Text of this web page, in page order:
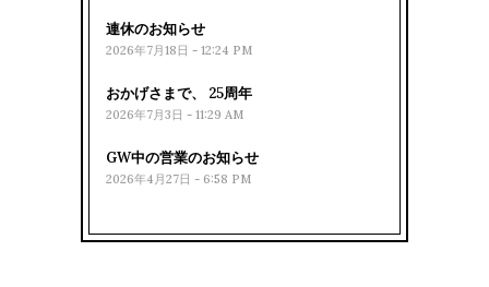
連休のお知らせ
2026年7月18日 - 12:24 PM
おかげさまで、 25周年
2026年7月3日 - 11:29 AM
GW中の営業のお知らせ
2026年4月27日 - 6:58 PM